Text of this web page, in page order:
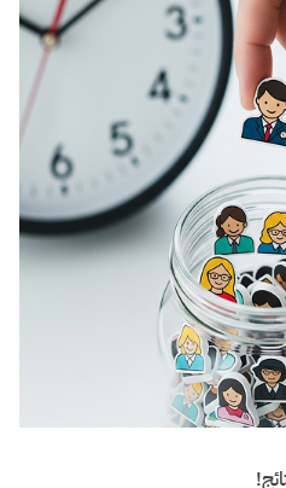
مبدأ تبادل المنفعة Reciprocity واستخدامة لبناء تجربة استخدام